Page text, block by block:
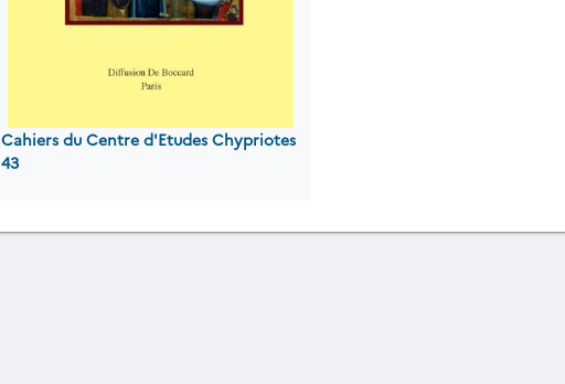
Cahiers du Centre d'Etudes Chypriotes
43